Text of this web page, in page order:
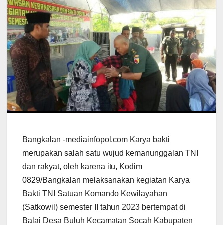
Bangkalan -mediainfopol.com Karya bakti
merupakan salah satu wujud kemanunggalan TNI
dan rakyat, oleh karena itu, Kodim
0829/Bangkalan melaksanakan kegiatan Karya
Bakti TNI Satuan Komando Kewilayahan
(Satkowil) semester II tahun 2023 bertempat di
Balai Desa Buluh Kecamatan Socah Kabupaten